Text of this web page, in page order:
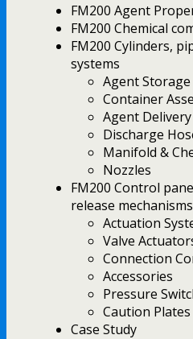
FM200 Agent
FM200 Chemical
FM200 Cylinders,
systems
Agent Storage
Container
Agent
Discharge
Manifold &
Nozzles
FM200 Control
release mechanisms
Actuation
Valve
Connection
Accessories
Pressure
Caution Plates
Case Study